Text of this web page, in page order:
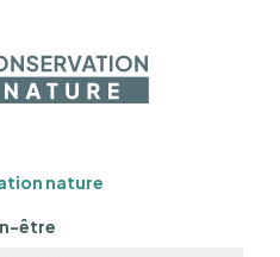
nature
être